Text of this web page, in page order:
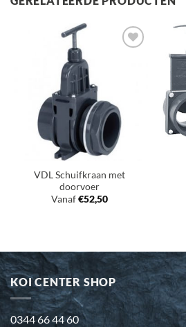
VDL Schuifkraan met
doorvoer
Vanaf€52,50
KOI CENTER SHOP
0344 66 44 60